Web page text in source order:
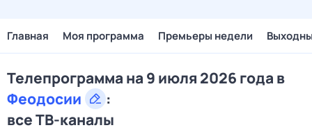
Главная Моя программа Премьеры недели
Телепрограмма на 9 июля 2026 года в
Феодосии
:
все ТВ-каналы